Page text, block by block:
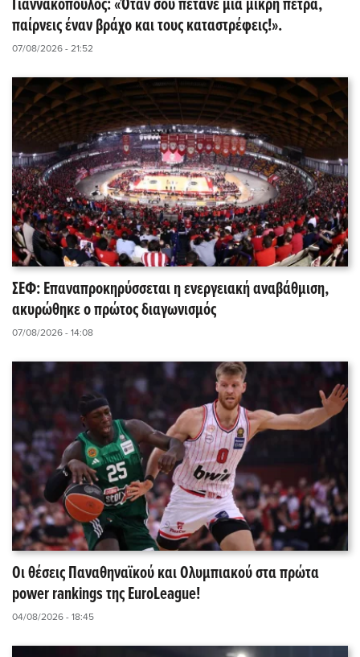
Γιαννακόπουλος: «Όταν σου πετάνε μια μικρή πέτρα,
παίρνεις έναν βράχο και τους καταστρέφεις!».
07/08/2026 - 21:52
ΣΕΦ: Επαναπροκηρύσσεται η ενεργειακή αναβάθμιση,
ακυρώθηκε ο πρώτος διαγωνισμός
07/08/2026 - 14:08
Οι θέσεις Παναθηναϊκού και Ολυμπιακού στα πρώτα
power rankings της EuroLeague!
04/08/2026 - 18:45